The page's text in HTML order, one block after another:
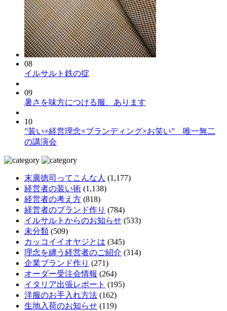
08
イルサルト鉄の掟
09
暑さを味方につける服、あります
10
”装い×経営理念×ブランディング×お笑い” 唯一無二
の講演会
末廣徳司ってこんな人 (1,177)
経営者の装い術 (1,138)
経営者の考え方 (818)
経営者のブランド作り (784)
イルサルトからのお知らせ (533)
未分類 (509)
カッコイイオヤジとは (345)
理念を纏う経営者のご紹介 (314)
企業ブランド作り (271)
オーダー受注会情報 (264)
イタリア出張レポート (195)
洋服のお手入れ方法 (162)
生地入荷のお知らせ (119)